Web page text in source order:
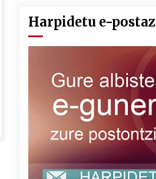
Harpidetu e-postaz